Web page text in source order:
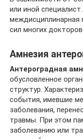
или иной
междисциплинарная
сил многих докторов.
Амнезия
Антероградная
обусловленное
структур.
события, имевшие
заболевания,
травмы. При этом
заболеванию или